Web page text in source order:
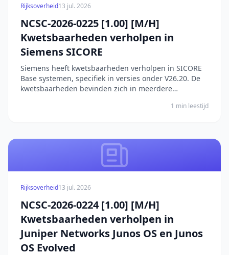
Rijksoverheid13 jul. 2026
NCSC-2026-0225 [1.00] [M/H]
Kwetsbaarheden verholpen in
Siemens SICORE
Siemens heeft kwetsbaarheden verholpen in SICORE
Base systemen, specifiek in versies onder V26.20. De
kwetsbaarheden bevinden zich in meerdere
Een kwetsbaarheid maakt het mogelijk voor een1 min leestijd
Rijksoverheid13 jul. 2026
NCSC-2026-0224 [1.00] [M/H]
Kwetsbaarheden verholpen in
Juniper Networks Junos OS en Junos
OS Evolved